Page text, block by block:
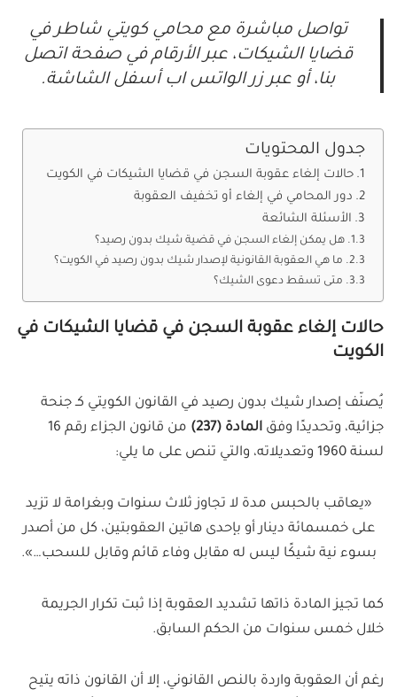
تواصل مباشرة مع محامي كويتي شاطر في
قضايا الشيكات، عبر الأرقام في صفحة اتصل
بنا، أو عبر زر الواتس اب أسفل الشاشة.
جدول المحتويات
حالات إلغاء عقوبة السجن في قضايا الشيكات في الكويت
دور المحامي في إلغاء أو تخفيف العقوبة
الأسئلة الشائعة
هل يمكن إلغاء السجن في قضية شيك بدون رصيد؟
ما هي العقوبة القانونية لإصدار شيك بدون رصيد في الكويت؟
متى تسقط دعوى الشيك؟
حالات إلغاء عقوبة السجن في قضايا الشيكات في
الكويت
يُصنّف إصدار شيك بدون رصيد في القانون الكويتي كـ جنحة
جزائية، وتحديدًا وفق المادة (237)
من قانون الجزاء رقم 16
لسنة 1960 وتعديلاته، والتي تنص على ما يلي:
«يعاقب بالحبس مدة لا تجاوز ثلاث سنوات وبغرامة لا تزيد
على خمسمائة دينار أو بإحدى هاتين العقوبتين، كل من أصدر
بسوء نية شيكًا ليس له مقابل وفاء قائم وقابل للسحب…».
كما تجيز المادة ذاتها تشديد العقوبة إذا ثبت تكرار الجريمة
خلال خمس سنوات من الحكم السابق.
رغم أن العقوبة واردة بالنص القانوني، إلا أن القانون ذاته يتيح